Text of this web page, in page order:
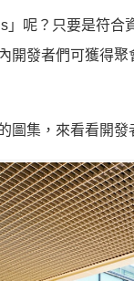
」呢？只要是符
開發者們可獲得
圖集，來看看開發